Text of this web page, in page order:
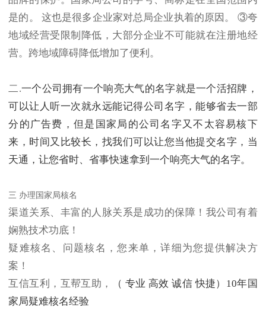
是的。 这也是很多企业家对总局企业执着的原因。 ③夸
地域经营受限制降低，大部分企业不可能就在注册地经
营。跨地域障碍降低增加了便利。
二.一个公司拥有一个响亮大气的名字就是一个活招牌，
可以让人听一次就永远能记得公司名字，能够省去一部
分的广告费，但是国家局的公司名字又不太容易核下
来，时间又比较长，找我们可以让您当他提交名字，当
天通，让您省时、省事快速拿到一个响亮大气的名字。
三 办理国家局核名
渠道关系、丰富的人脉关系是成功的保障！我公司有着
娴熟技术功底！
疑难核名、问题核名，您来单，详细为您提供解决方
案！
互信互利，互帮互助，
（ 专业 高效 诚信 快捷）10年国
家局疑难核名经验